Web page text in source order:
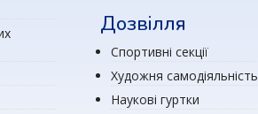
Дозвілля
Спортивні секції
Художня самодіяльність
Наукові гуртки